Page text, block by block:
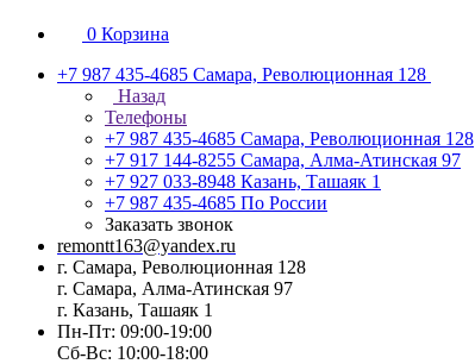
0 Корзина
+7 987 435-4685 Самара, Революционная 128
Назад
Телефоны
+7 987 435-4685 Самара, Революционная 128
+7 917 144-8255 Самара, Алма-Атинская 97
+7 927 033-8948 Казань, Ташаяк 1
+7 987 435-4685 По России
Заказать звонок
remontt163@yandex.ru
г. Самара, Революционная 128
г. Самара, Алма-Атинская 97
г. Казань, Ташаяк 1
Пн-Пт: 09:00-19:00
Сб-Вс: 10:00-18:00